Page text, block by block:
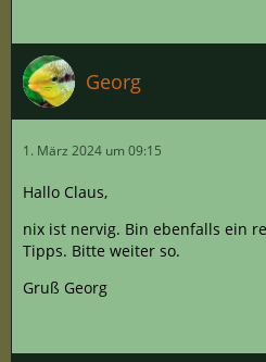
Georg
1. März 2024 um 09:15
Hallo Claus,
nix ist nervig. Bin ebenfalls ein
Tipps. Bitte weiter so.
Gruß Georg